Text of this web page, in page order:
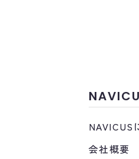
NAVICUS
会社概要